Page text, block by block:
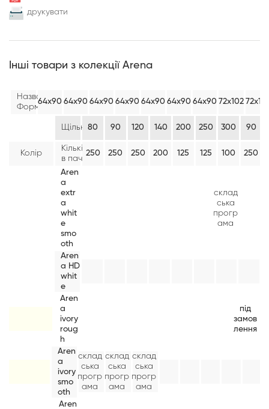
друкувати
Інші товари з колекції Arena
Назва/
Формат:
64х90 64х90 64х90 64х90 64х90 64х90 64х90 72х102
Щільність:
80 90 120 140 200 250 300 90
Колір
Кількість
в пачці:
250 250 250 200 125 125 100 250
Aren
a
extr
a
whit
e
smo
oth
склад
ська
прогр
ама
Aren
a HD
whit
e
Aren
a
ivory
roug
h
під
замов
лення
Aren
a
ivory
smo
oth
склад
ська
прогр
ама
склад
ська
прогр
ама
склад
ська
прогр
ама
Aren